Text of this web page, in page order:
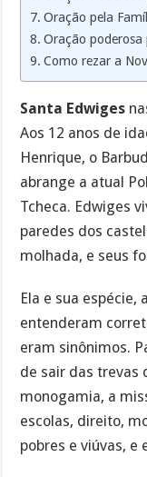
Oração pela
Oração poderosa
Como rezar a
Santa Edwiges
Aos 12 anos de
Henrique, o
abrange a atual
Tcheca. Edwiges
paredes dos
molhada, e seus
Ela e sua espécie,
entenderam
eram sinônimos.
de sair das trevas
monogamia, a
escolas, direito,
pobres e viúvas, e